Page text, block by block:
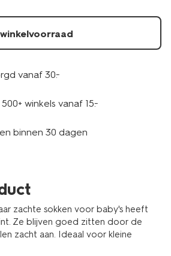
winkelvoorraad
vanaf 30.-
winkels vanaf 15.-
binnen 30 dagen
zachte sokken voor baby's heeft
Ze blijven goed zitten door de
zacht aan. Ideaal voor kleine